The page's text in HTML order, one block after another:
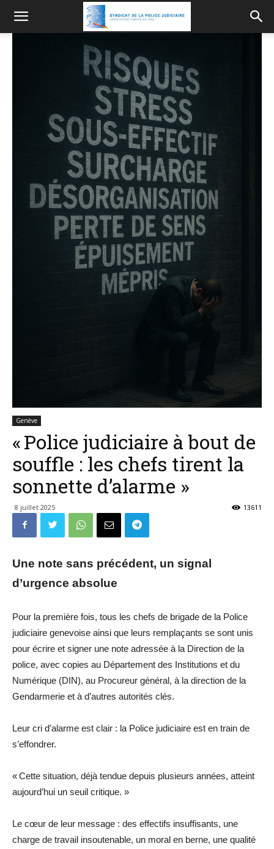
Genève
« Police judiciaire à bout de
souffle : les chefs tirent la
sonnette d’alarme »
8 juillet 2025 13611
Une note sans précédent, un signal
d’urgence absolue
Pour la première fois, tous les chefs de brigade de la Police
judiciaire genevoise ainsi que leurs remplaçants se sont unis
pour écrire et signer une note adressée à la Direction de la
police, avec copies au Département des Institutions et du
Numérique (DIN), au Procureur général, à la direction de la
Gendarmerie et à d’autres autorités clés.
Leur cri d’alarme est clair : la Police judiciaire est en train de
s’effondrer.
«Cette situation, déjà tendue depuis plusieurs années, atteint
aujourd’hui un seuil critique. »
Le cœur de leur message : des effectifs insuffisants, une
charge de travail insoutenable, un moral en berne, une qualité